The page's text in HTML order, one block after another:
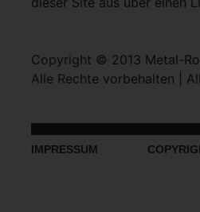
Copyright © 2013 Metal-
Alle Rechte vorbehalten |
IMPRESSUM